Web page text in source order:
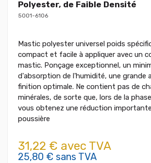
Polyester, de Faible Densité
5001-6106
Mastic polyester universel poids
compact et facile à appliquer avec un
mastic. Ponçage exceptionnel, un
d'absorption de l'humidité, une grande
finition optimale. Ne contient pas de
minérales, de sorte que, lors de la
vous obtenez une réduction
poussière
31,22 € avec TVA
25,80 € sans TVA